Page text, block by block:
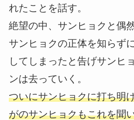
れたことを話す。
絶望の中、サンヒョクと偶
サンヒョクの正体を知らず
してしまったと告げサンヒ
ンは去っていく。
ついにサンヒョクに打ち明
がのサンヒョクもこれを聞